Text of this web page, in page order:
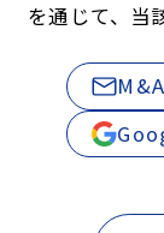
を通じて、当